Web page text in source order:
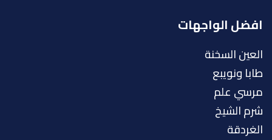
افضل الواجهات
العين السخنة
طابا ونويبع
مرسي علم
شرم الشيخ
الغردقة